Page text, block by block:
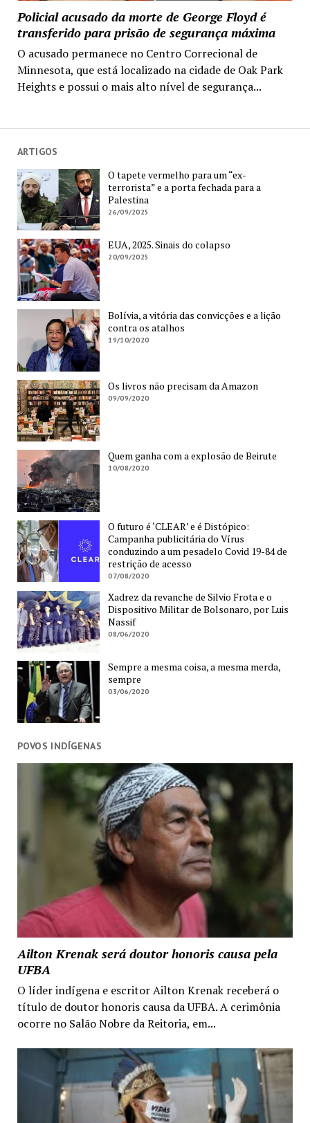
Policial acusado da morte de George Floyd é
transferido para prisão de segurança máxima
O acusado permanece no Centro Correcional de
Minnesota, que está localizado na cidade de Oak Park
Heights e possui o mais alto nível de segurança...
ARTIGOS
O tapete vermelho para um “ex-
terrorista” e a porta fechada para a
Palestina
26/09/2025
EUA, 2025. Sinais do colapso
20/09/2025
Bolívia, a vitória das convicções e a lição
contra os atalhos
19/10/2020
Os livros não precisam da Amazon
09/09/2020
Quem ganha com a explosão de Beirute
10/08/2020
O futuro é ‘CLEAR’ e é Distópico:
Campanha publicitária do Vírus
conduzindo a um pesadelo Covid 19-84 de
restrição de acesso
07/08/2020
Xadrez da revanche de Silvio Frota e o
Dispositivo Militar de Bolsonaro, por Luis
Nassif
08/06/2020
Sempre a mesma coisa, a mesma merda,
sempre
03/06/2020
POVOS INDÍGENAS
Ailton Krenak será doutor honoris causa pela
UFBA
O líder indígena e escritor Ailton Krenak receberá o
título de doutor honoris causa da UFBA. A cerimônia
ocorre no Salão Nobre da Reitoria, em...